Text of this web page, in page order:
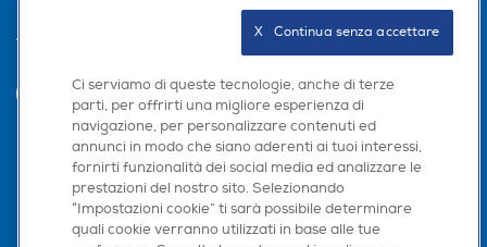
Trova negozio
Seguici sui social
Ci serviamo di queste tecnologie, anche di terze
parti, per offrirti una migliore esperienza di
navigazione, per personalizzare contenuti ed
annunci in modo che siano aderenti ai tuoi interessi,
fornirti funzionalità dei social media ed analizzare le
prestazioni del nostro sito. Selezionando
“Impostazioni cookie” ti sarà possibile determinare
quali cookie verranno utilizzati in base alle tue
X   Continua senza accettare